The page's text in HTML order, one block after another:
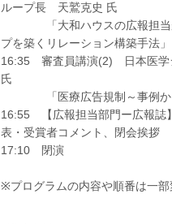
ループ長 天鷲克史 氏
「大和ハウスの広報担当が
プを築くリレーション構築手法」
16:35 審査員講演(2) 日本医学
氏
「医療広告規制～事例から
16:55 【広報担当部門ー広報誌
表・受賞者コメント、閉会挨拶
17:10 閉演
※プログラムの内容や順番は一